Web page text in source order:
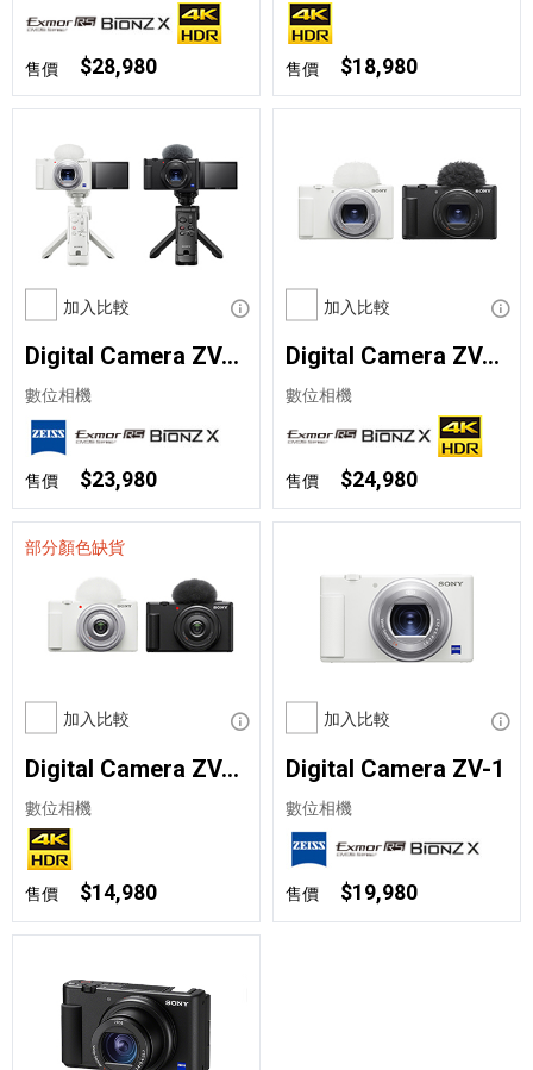
售價 $28,980 售價 $18,980
加入比較 顯示資訊
Digital Camera ZV-1 輕影音手持握把組合
數位相機
售價 $23,980
加入比較 顯示
Digital Camera ZV-1 II
數位相機
售價 $24,980
加入比較 顯示資訊
部分顏色缺貨
Digital Camera ZV-1F
數位相機
售價 $14,980
加入比較 顯示
Digital Camera ZV-1
數位相機
售價 $19,980